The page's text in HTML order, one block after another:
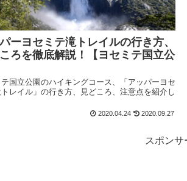
ーヨセミテ滝トレイルの行き方、
ろを徹底解説！【ヨセミテ国立公
テ国立公園のハイキングコース、「アッパーヨセ
トレイル」の行き方、見どころ、注意点を紹介し
2020.04.24 2020.09.27
スポンサ